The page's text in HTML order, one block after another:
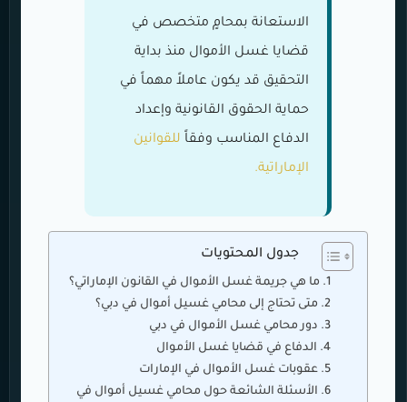
الاستعانة بمحامٍ متخصص في
قضايا غسل الأموال منذ بداية
التحقيق قد يكون عاملاً مهماً في
حماية الحقوق القانونية وإعداد
الدفاع المناسب وفقاً للقوانين
الإماراتية.
جدول المحتويات
ما هي جريمة غسل الأموال في القانون الإماراتي؟
متى تحتاج إلى محامي غسيل أموال في دبي؟
دور محامي غسل الأموال في دبي
الدفاع في قضايا غسل الأموال
عقوبات غسل الأموال في الإمارات
الأسئلة الشائعة حول محامي غسيل أموال في